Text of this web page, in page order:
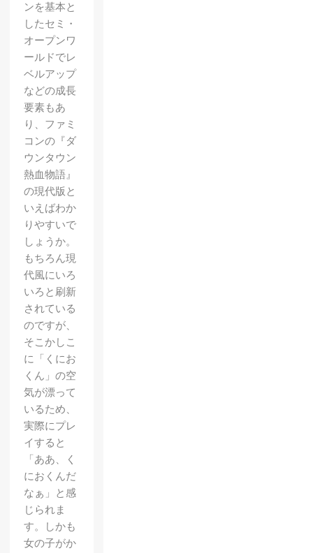
ンを基本と
したセミ・
オープンワ
ールドでレ
ベルアップ
などの成長
要素もあ
り、ファミ
コンの『ダ
ウンタウン
熱血物語』
の現代版と
いえばわか
りやすいで
しょうか。
もちろん現
代風にいろ
いろと刷新
されている
のですが、
そこかしこ
に「くにお
くん」の空
気が漂って
いるため、
実際にプレ
イすると
「ああ、く
におくんだ
なぁ」と感
じられま
す。しかも
女の子がか